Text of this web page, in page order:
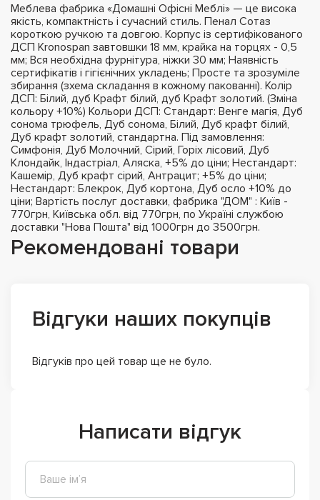
Меблева фабрика «Домашні Офісні Меблі» — це висока
якість, компактність і сучасний стиль. Пенал Сотаз
короткою ручкою та довгою. Корпус із сертифікованого
ДСП Kronospan завтовшки 18 мм, крайка на торцях - 0,5
мм; Вся необхідна фурнітура, ніжки 30 мм; Наявність
сертифікатів і гігієнічних укладень; Просте та зрозуміле
збирання (зхема складання в кожному пакованні). Колір
ДСП: Білий, дуб Крафт білий, дуб Крафт золотий. (Зміна
кольору +10%) Кольори ДСП: Стандарт: Венге магія, Дуб
сонома трюфель, Дуб сонома, Білий, Дуб крафт білий,
Дуб крафт золотий, стандартна. Під замовлення:
Симфонія, Дуб Молочний, Сірий, Горіх лісовий, Дуб
Клондайк, Індастріал, Аляска, +5% до ціни; Нестандарт:
Кашемір, Дуб крафт сірий, Антрацит; +5% до ціни;
Нестандарт: Блекрок, Дуб кортона, Дуб осло +10% до
ціни; Вартість послуг доставки, фабрика "ДОМ" : Київ -
770грн, Київська обл. від 770грн, по Україні службою
доставки "Нова Пошта" від 1000грн до 3500грн.
Рекомендовані товари
Відгуки наших покупців
Відгуків про цей товар ще не було.
Написати відгук